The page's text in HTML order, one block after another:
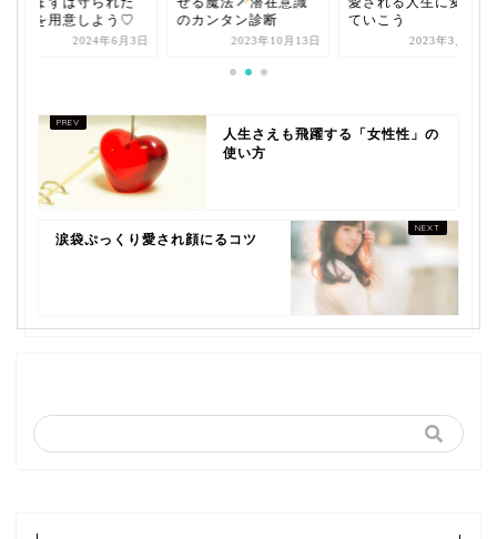
空間を用意しよう♡
2024年6月3日
のカンタン診断
2023年10月13日
ていこう
2023年3月15日
人生さえも飛躍する「女性性」の
使い方
涙袋ぷっくり愛され顔にるコツ